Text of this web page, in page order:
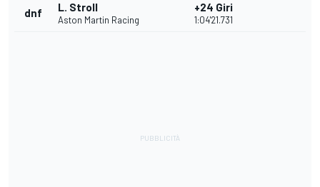
dnf L. Stroll
Aston Martin Racing
+24 Giri
1:04'21.731